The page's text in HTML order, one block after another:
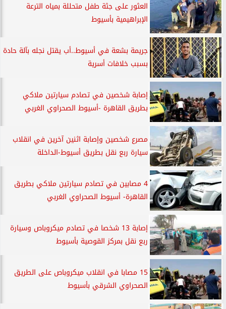
العثور على جثة طفل متحللة بمياه الترعة
الإبراهيمية بأسيوط
جريمة بشعة في أسيوط..أب يقتل نجله بآلة حادة
بسبب خلافات أسرية
إصابة شخصين في تصادم سيارتين ملاكي
بطريق القاهرة -أسيوط الصحراوي الغربي
مصرع شخصين وإصابة اثنين آخرين في انقلاب
سيارة ربع نقل بطريق أسيوط-الداخلة
4 مصابين في تصادم سيارتين ملاكي بطريق
القاهرة- أسيوط الصحراوي الغربي
إصابة 13 شخصا في تصادم ميكروباص وسيارة
ربع نقل بمركز القوصية بأسيوط
15 مصابا في انقلاب ميكروباص على الطريق
الصحراوي الشرقي بأسيوط